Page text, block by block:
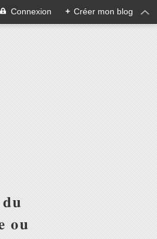
Connexion + Créer mon blog
ou